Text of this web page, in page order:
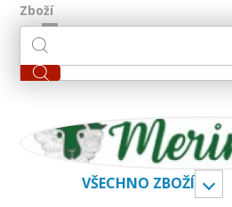
Zboží
Merinox s.r.o.
VŠECHNO ZBOŽÍ